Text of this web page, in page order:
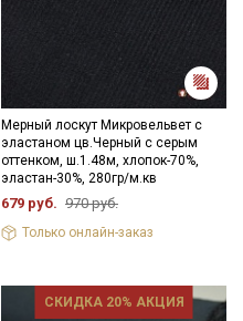
Мерный лоскут Микровельвет с
эластаном цв.Черный с серым
оттенком, ш.1.48м, хлопок-70%,
эластан-30%, 280гр/м.кв
679 руб. 970 руб.
Только онлайн-заказ
СКИДКА 20% АКЦИЯ